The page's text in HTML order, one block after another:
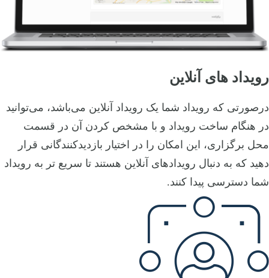
رویداد های آنلاین
درصورتی که رویداد شما یک رویداد آنلاین می‌باشد، می‌توانید
در هنگام ساخت رویداد و با مشخص کردن آن در قسمت
محل برگزاری، این امکان را در اختیار بازدیدکنندگانی قرار
دهید که به دنبال رویدادهای آنلاین هستند تا سریع تر به رویداد
شما دسترسی پیدا کنند.